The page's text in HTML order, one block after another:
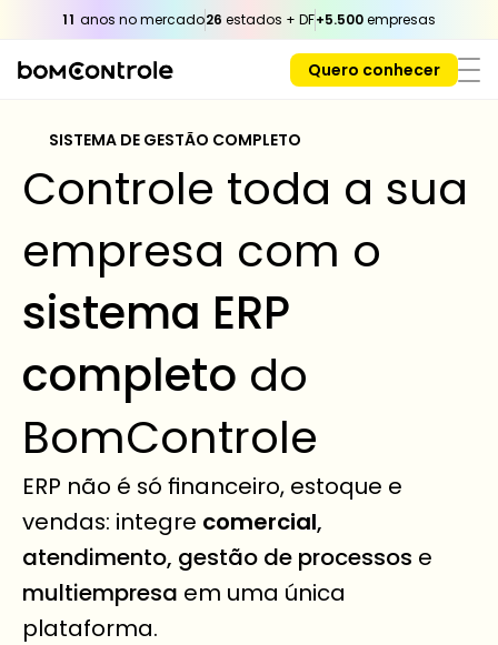
11 anos no mercado26 estados + DF+5.500 empresas
Quero conhecer
SISTEMA DE GESTÃO COMPLETO
Controle toda a sua
sistema ERP
completo do
BomControle
ERP não é só financeiro, estoque e
vendas: integre comercial,
atendimento, gestão de processos
multiempresa em uma única
plataforma.